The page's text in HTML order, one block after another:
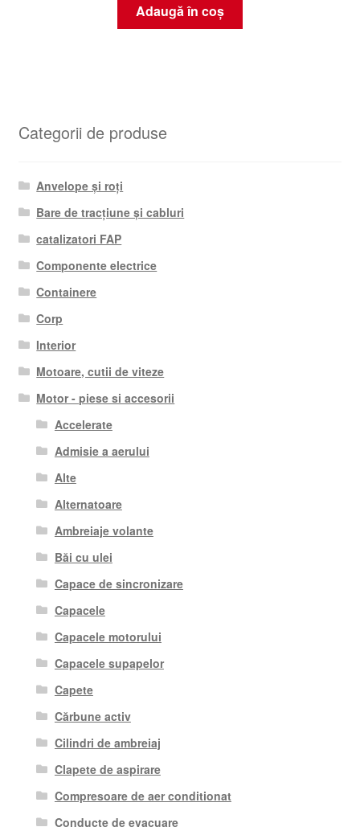
Adaugă în coș
Categorii de produse
Anvelope și roți
Bare de tracțiune și cabluri
catalizatori FAP
Componente electrice
Containere
Corp
Interior
Motoare, cutii de viteze
Motor - piese si accesorii
Accelerate
Admisie a aerului
Alte
Alternatoare
Ambreiaje volante
Băi cu ulei
Capace de sincronizare
Capacele
Capacele motorului
Capacele supapelor
Capete
Cărbune activ
Cilindri de ambreiaj
Clapete de aspirare
Compresoare de aer conditionat
Conducte de evacuare